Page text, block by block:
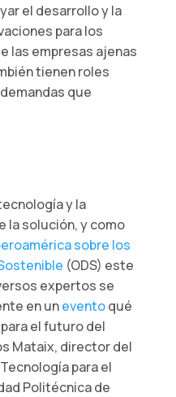
el desarrollo y la
para los
las empresas ajenas
tienen roles
que
y la
la solución, y como
sobre los
(ODS) este
expertos se
en uneventoqué
el futuro del
Mataix, director del
para el
Politécnica de